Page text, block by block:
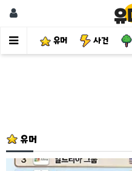
유머 사건
유머